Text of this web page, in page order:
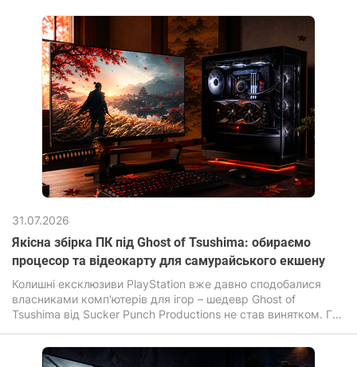
31.07.2026
Якісна збірка ПК під Ghost of Tsushima: обираємо
процесор та відеокарту для самурайського екшену
Колишні ексклюзиви PlayStation вже давно сподобалися
власниками комп'ютерів для ігор – шедевр Ghost of
Tsushima від Sucker Punch Productions не став винятком. Гра
летять за вітром та неймовірною кінематографічністю
динамічних поєдинків на катанах.